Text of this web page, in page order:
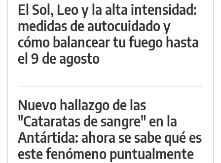
El Sol, Leo y la alta intensidad:
medidas de autocuidado y
cómo balancear tu fuego hasta
el 9 de agosto
Nuevo hallazgo de las
"Cataratas de sangre" en la
Antártida: ahora se sabe qué es
este fenómeno puntualmente